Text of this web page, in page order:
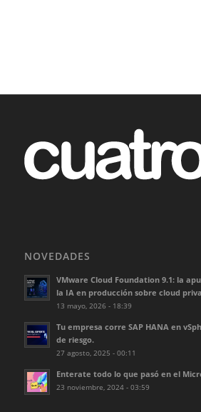
NOVEDADES
VMware Cloud Foundation 9.1: la
la IA en producción sobre cloud
13 mayo, 2026 - 18:39
Tu empresa corre SAP HANA en
de riesgo.
27 agosto, 2025 - 00:11
Enterate todo lo que pasó en el
23 noviembre, 2024 - 03:59